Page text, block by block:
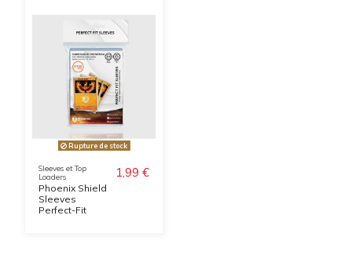
Rupture de stock
Sleeves et Top
Loaders
Phoenix Shield
Sleeves
Perfect-Fit
1,99 €